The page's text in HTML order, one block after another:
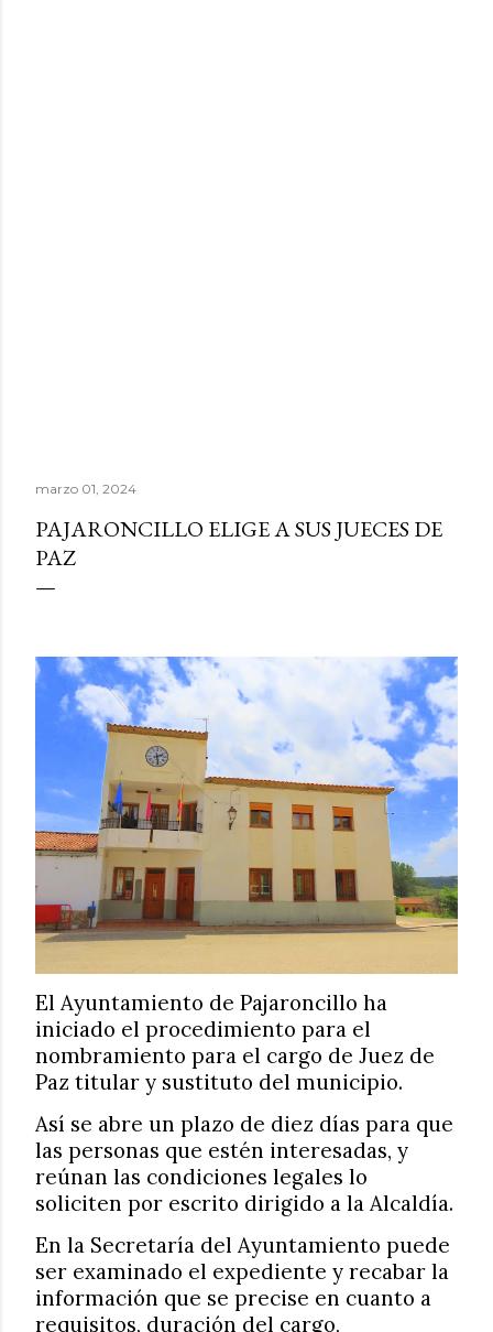
marzo 01, 2024
PAJARONCILLO ELIGE A SUS JUECES DE
PAZ
El Ayuntamiento de Pajaroncillo ha
iniciado el procedimiento para el
nombramiento para el cargo de Juez de
Paz titular y sustituto del municipio.
Así se abre un plazo de diez días para que
las personas que estén interesadas, y
reúnan las condiciones legales lo
soliciten por escrito dirigido a la Alcaldía.
En la Secretaría del Ayuntamiento puede
ser examinado el expediente y recabar la
información que se precise en cuanto a
requisitos, duración del cargo,